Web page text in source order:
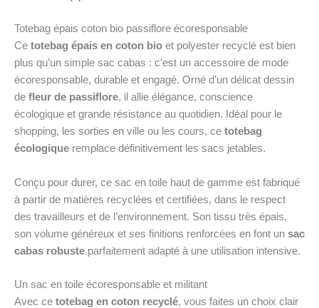
Totebag épais coton bio passiflore écoresponsable
Ce totebag épais en coton bio et polyester recyclé est bien
plus qu’un simple sac cabas : c’est un accessoire de mode
écoresponsable, durable et engagé. Orné d’un délicat dessin
de fleur de passiflore, il allie élégance, conscience
écologique et grande résistance au quotidien. Idéal pour le
shopping, les sorties en ville ou les cours, ce totebag
écologique remplace définitivement les sacs jetables.
Conçu pour durer, ce sac en toile haut de gamme est fabriqué
à partir de matières recyclées et certifiées, dans le respect
des travailleurs et de l’environnement. Son tissu très épais,
son volume généreux et ses finitions renforcées en font un sac
cabas robuste parfaitement adapté à une utilisation intensive.
Un sac en toile écoresponsable et militant
Avec ce totebag en coton recyclé, vous faites un choix clair